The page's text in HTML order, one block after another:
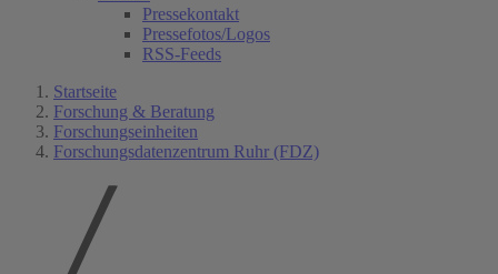
Pressekontakt
Pressefotos/Logos
RSS-Feeds
Startseite
Forschung & Beratung
Forschungseinheiten
Forschungsdatenzentrum Ruhr (FDZ)